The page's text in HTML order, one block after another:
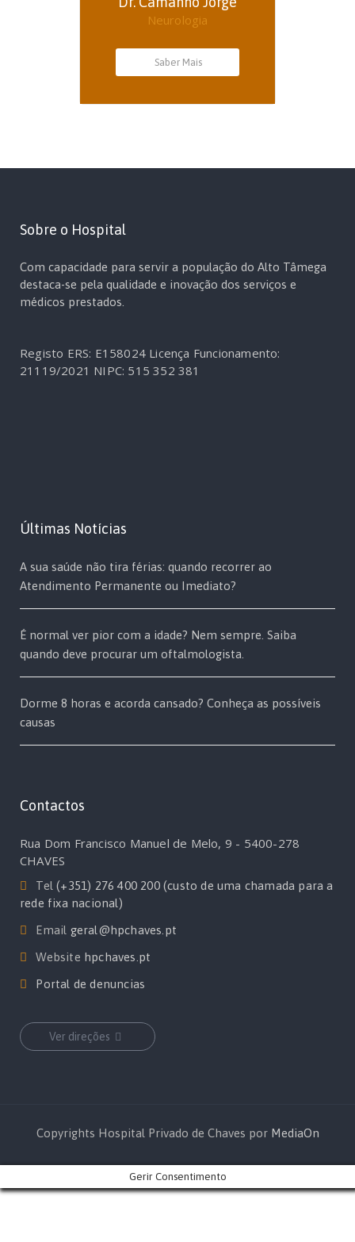
Neurologia
Saber Mais
Sobre o Hospital
Com capacidade para servir a população do Alto Tâmega
destaca-se pela qualidade e inovação dos serviços e
médicos prestados.
Registo ERS: E158024 Licença Funcionamento:
21119/2021 NIPC: 515 352 381
Últimas Notícias
A sua saúde não tira férias: quando recorrer ao
Atendimento Permanente ou Imediato?
É normal ver pior com a idade? Nem sempre. Saiba
quando deve procurar um oftalmologista.
Dorme 8 horas e acorda cansado? Conheça as possíveis
causas
Contactos
Rua Dom Francisco Manuel de Melo, 9 - 5400-278
CHAVES
Tel(+351) 276 400 200 (custo de uma chamada para a
rede fixa nacional)
Email geral@hpchaves.pt
Website hpchaves.pt
Portal de denuncias
Ver direções
Copyrights Hospital Privado de Chaves por MediaOn
Gerir Consentimento